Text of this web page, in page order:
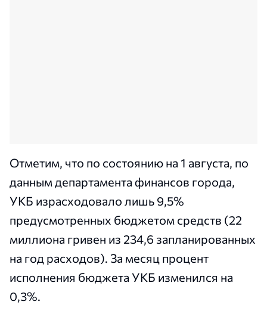
Отметим, что по состоянию на 1 августа, по
данным департамента финансов города,
УКБ израсходовало лишь 9,5%
предусмотренных бюджетом средств (22
миллиона гривен из 234,6 запланированных
на год расходов). За месяц процент
исполнения бюджета УКБ изменился на
0,3%.